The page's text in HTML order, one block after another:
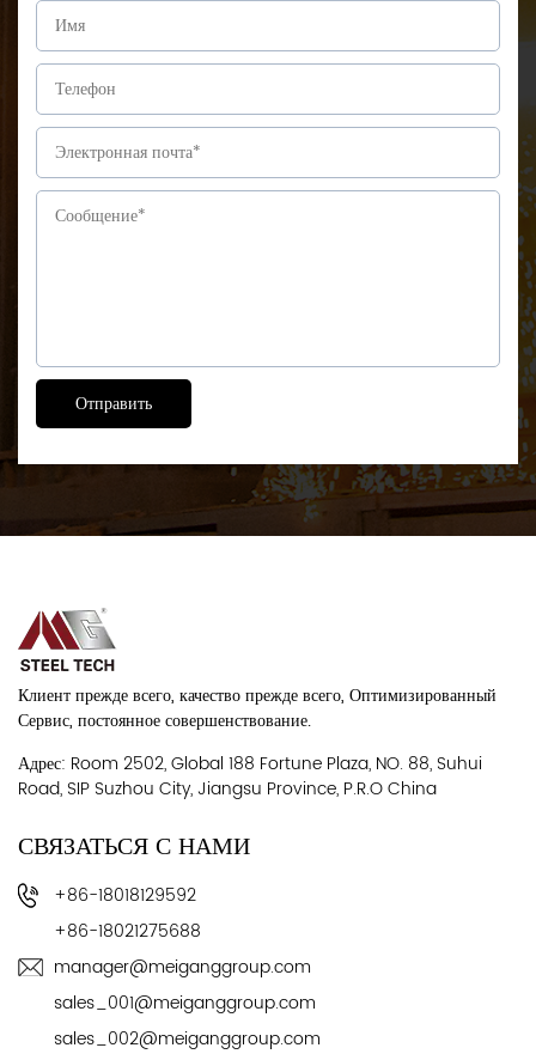
Клиент прежде всего, качество прежде всего, Оптимизированный
Сервис, постоянное совершенствование.
Адрес: Room 2502, Global 188 Fortune Plaza, NO. 88, Suhui
Road, SIP Suzhou City, Jiangsu Province, P.R.O China
СВЯЗАТЬСЯ С НАМИ
+86-18018129592
+86-18021275688
manager@meiganggroup.com
sales_001@meiganggroup.com
sales_002@meiganggroup.com